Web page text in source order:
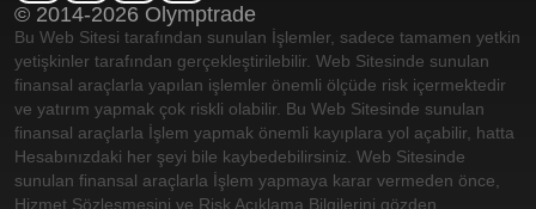
© 2014-2026 Olymptrade
Bu Web Sitesi tarafından sunulan İşlemler, sadece tamamen yetkin
yetişkinler tarafından gerçekleştirilebilir. Web Sitesinde sunulan
finansal araçlarla yapılan işlemler önemli ölçüde risk içermektedir
ve yatırım yapmak çok riskli olabilir. Bu Web Sitesinde sunulan
finansal araçlarla İşlem yapmak önemli kayıplara yol açabilir, hatta
Hesabınızdaki her şeyi bile kaybedebilirsiniz. Web Sitesinde
sunulan finansal araçlarla İşlem yapmaya karar vermeden önce,
Hizmet Sözleşmesini ve Risk Açıklama Bilgilerini gözden